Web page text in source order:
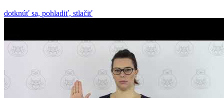
dotknúť sa, pohladiť, stlačiť